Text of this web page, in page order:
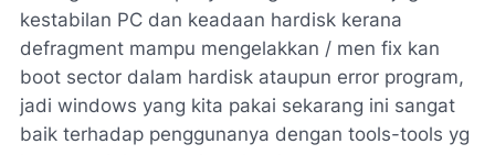
kestabilan PC dan keadaan hardisk kerana
defragment mampu mengelakkan / men fix kan
boot sector dalam hardisk ataupun error program,
jadi windows yang kita pakai sekarang ini sangat
baik terhadap penggunanya dengan tools-tools yg